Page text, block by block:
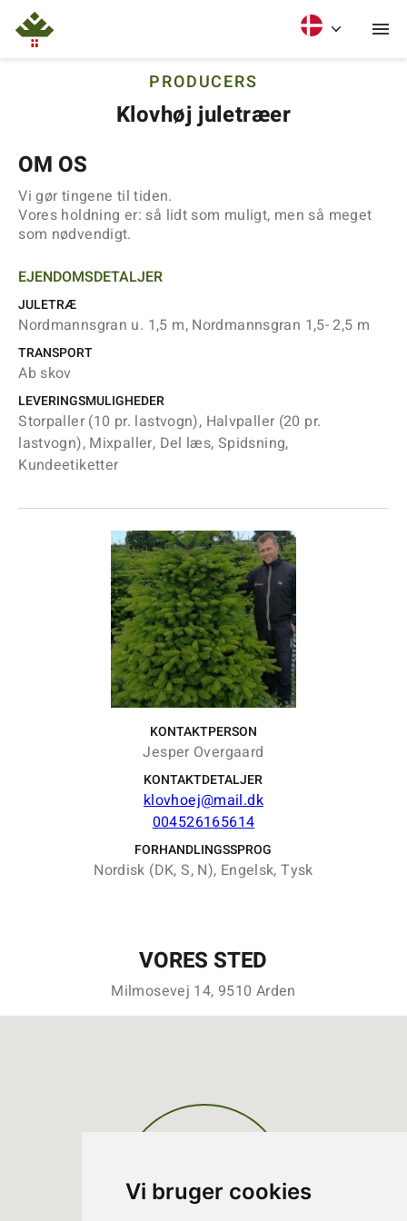
Vi bruger cookies
PRODUCERS
Klovhøj juletræer
OM OS
Vi gør tingene til tiden.
Vores holdning er: så lidt som muligt, men så meget
som nødvendigt.
EJENDOMSDETALJER
JULETRÆ
Nordmannsgran u. 1,5 m, Nordmannsgran 1,5- 2,5 m
TRANSPORT
Ab skov
LEVERINGSMULIGHEDER
Storpaller (10 pr. lastvogn), Halvpaller (20 pr.
lastvogn), Mixpaller, Del læs, Spidsning,
Kundeetiketter
KONTAKTPERSON
Jesper Overgaard
KONTAKTDETALJER
klovhoej@mail.dk
004526165614
FORHANDLINGSSPROG
Nordisk (DK, S, N), Engelsk, Tysk
VORES STED
Milmosevej 14, 9510 Arden